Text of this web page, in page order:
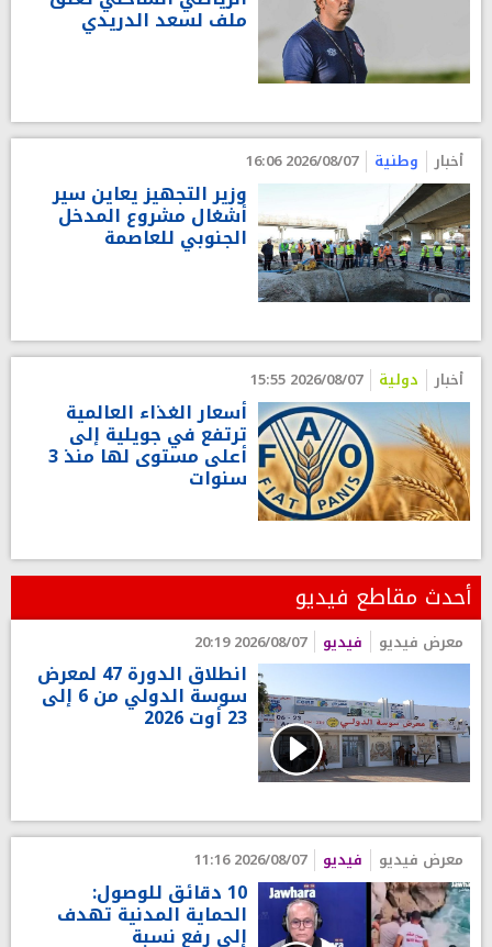
ملف لسعد الدريدي
أخبار وطنية 2026/08/07 16:06
وزير التجهيز يعاين سير
أشغال مشروع المدخل
الجنوبي للعاصمة
أخبار دولية 2026/08/07 15:55
أسعار الغذاء العالمية
ترتفع في جويلية إلى
أعلى مستوى لها منذ 3
سنوات
أحدث مقاطع فيديو
معرض فيديو فيديو 2026/08/07 20:19
انطلاق الدورة 47 لمعرض
سوسة الدولي من 6 إلى
23 أوت 2026
معرض فيديو فيديو 2026/08/07 11:16
10 دقائق للوصول:
الحماية المدنية تهدف
إلى رفع نسبة